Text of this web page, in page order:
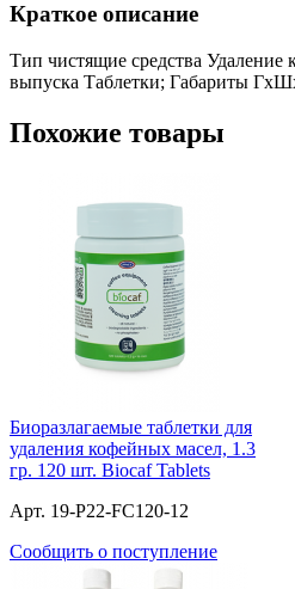
Краткое описание
Тип чистящие средства
выпуска Таблетки; Габариты
Похожие товары
Биоразлагаемые таблетки для
удаления кофейных масел, 1.3
гр. 120 шт. Biocaf Tablets
Арт. 19-P22-FC120-12
Сообщить о поступление